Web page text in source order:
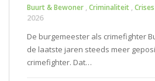
Buurt & Bewoner , Criminaliteit ,
2026
De burgemeester als crimefighter
de laatste jaren steeds meer
crimefighter. Dat…